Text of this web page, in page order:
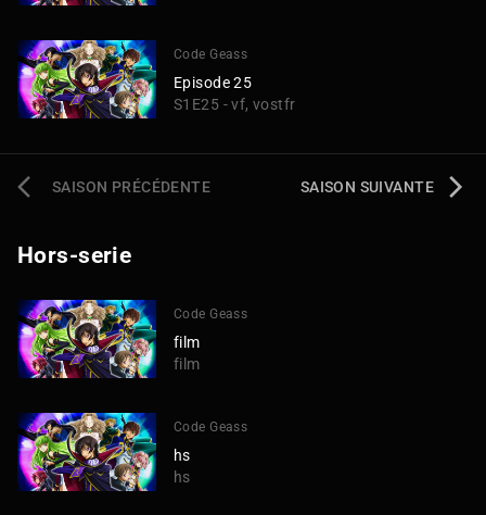
Code Geass
Episode 25
S1E25 - vf, vostfr
SAISON PRÉCÉDENTE SAISON SUIVANTE
Hors-serie
Code Geass
film
film
Code Geass
hs
hs